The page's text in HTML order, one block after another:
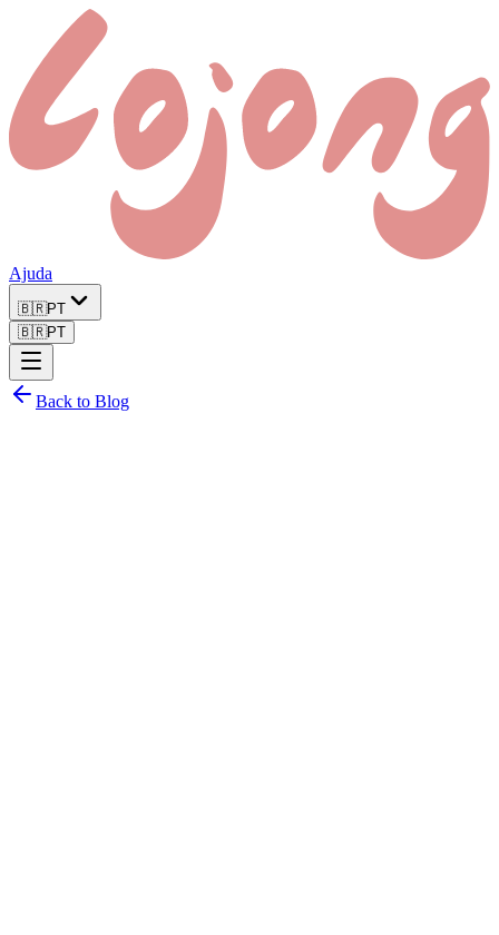
Ajuda
🇧🇷PT
🇧🇷PT
Back to Blog